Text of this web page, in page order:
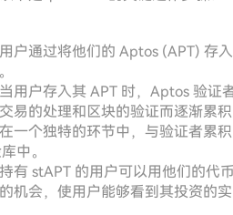
户通过将他们的 Aptos (APT) 存
用户存入其 APT 时，Aptos 验证
易的处理和区块的验证而逐渐累积
一个独特的环节中，与验证者累
中。
有 stAPT 的用户可以用他们的代
机会，使用户能够看到其投资的实